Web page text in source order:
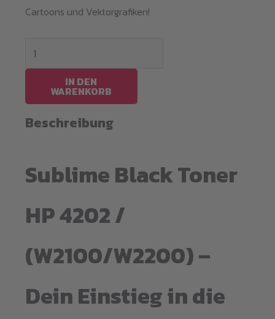
Cartoons und Vektorgrafiken!
HP
4202
Menge
IN DEN
WARENKORB
Beschreibung
Sublime Black Toner
HP 4202 /
(W2100/W2200) –
Dein Einstieg in die